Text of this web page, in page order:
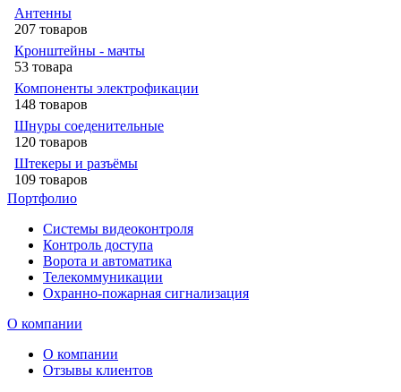
Антенны
207 товаров
Кронштейны - мачты
53 товара
Компоненты электрофикации
148 товаров
Шнуры соеденительные
120 товаров
Штекеры и разъёмы
109 товаров
Портфолио
Системы видеоконтроля
Контроль доступа
Ворота и автоматика
Телекоммуникации
Охранно-пожарная сигнализация
О компании
О компании
Отзывы клиентов